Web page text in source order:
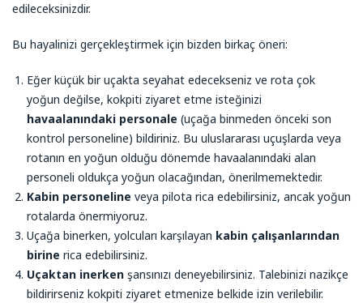
edileceksinizdir.
Bu hayalinizi gerçekleştirmek için bizden birkaç öneri:
Eğer küçük bir uçakta seyahat edecekseniz ve rota çok
yoğun değilse, kokpiti ziyaret etme isteğinizi
havaalanındaki personale (uçağa binmeden önceki son
kontrol personeline) bildiriniz. Bu uluslararası uçuşlarda veya
rotanın en yoğun olduğu dönemde havaalanındaki alan
personeli oldukça yoğun olacağından, önerilmemektedir.
Kabin personeline veya pilota rica edebilirsiniz, ancak yoğun
rotalarda önermiyoruz.
Uçağa binerken, yolcuları karşılayan kabin çalışanlarından
birine rica edebilirsiniz.
Uçaktan inerken şansınızı deneyebilirsiniz. Talebinizi nazikçe
bildirirseniz kokpiti ziyaret etmenize belkide izin verilebilir.